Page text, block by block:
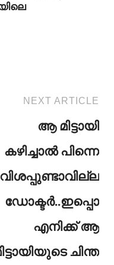
NEXT ARTICLE
ആ മിട്ടായി
കഴിച്ചാൽ പിന്നെ
വിശപ്പുണ്ടാവില്ല
ഡോക്ടർ..ഇപ്പൊ
എനിക്ക് ആ
ചിന്ത